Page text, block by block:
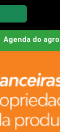
Agenda do agro